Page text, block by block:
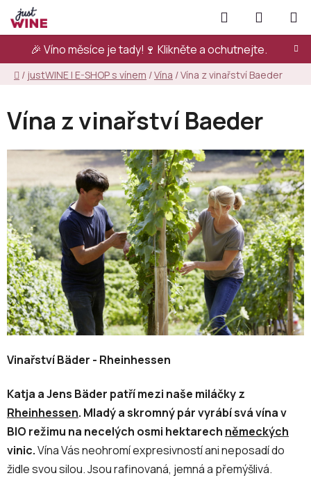
Přejít
na
obsah
🎉 Víno měsíce je tady!🍷 Klikněte a ochutnejte.
Hledat
KOŠÍK
Domů
/ justWINE | E-SHOP s vínem /Vína /Vína z vinařství Baeder
Vína z vinařství Baeder
Vinařství Bäder - Rheinhessen
Katja a Jens Bäder patří mezi naše miláčky z
Rheinhessen. Mladý a skromný pár vyrábí svá vína v
BIO režimu na necelých osmi hektarech německých
vinic.Vína Vás neohromí expresivností ani neposadí do
židle svou silou. Jsou rafinovaná, jemná a přemýšlivá.